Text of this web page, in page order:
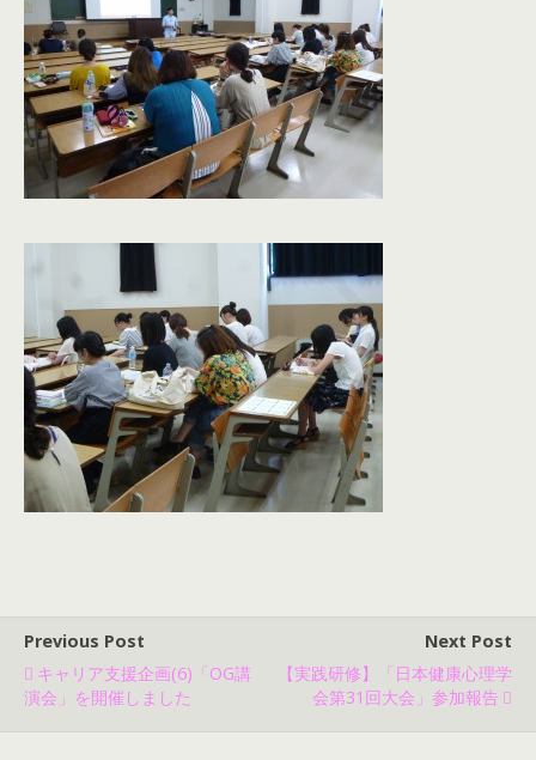
Previous Post
キャリア支援企画(6)「OG講
演会」を開催しました
Next Post
【実践研修】「日本健康心理学
会第31回大会」参加報告